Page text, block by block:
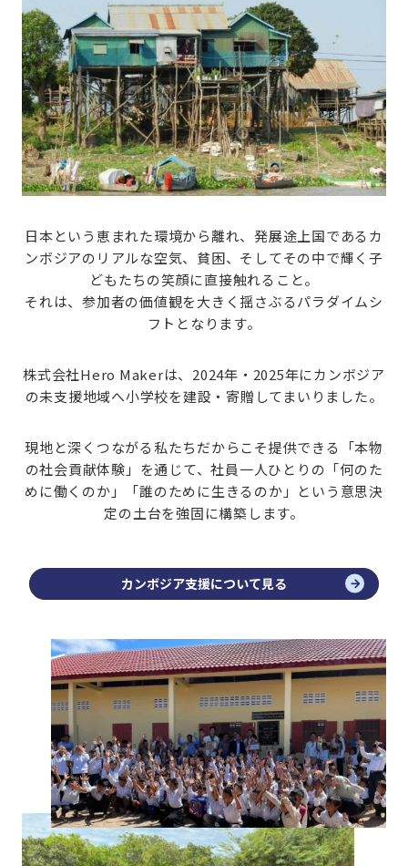
日本という恵まれた環境から離れ、発展途上国であるカ
ンボジアのリアルな空気、貧困、そしてその中で輝く子
どもたちの笑顔に直接触れること。
それは、参加者の価値観を大きく揺さぶるパラダイムシ
フトとなります。
株式会社Hero Makerは、2024年・2025年にカンボジア
の未支援地域へ小学校を建設・寄贈してまいりました。
現地と深くつながる私たちだからこそ提供できる「本物
の社会貢献体験」を通じて、社員一人ひとりの「何のた
めに働くのか」「誰のために生きるのか」という意思決
定の土台を強固に構築します。
カンボジア支援について見る